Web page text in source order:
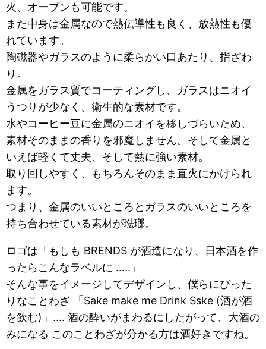
火、オーブンも可能です。
また中身は金属なので熱伝導性も良く、放熱性も優
れています。
陶磁器やガラスのように柔らかい口あたり、指ざわ
り。
金属をガラス質でコーティングし、ガラスはニオイ
うつりが少なく、衛生的な素材です。
水やコーヒー豆に金属のニオイを移しづらいため、
素材そのままの香りを邪魔しません。そして金属と
いえば軽くて丈夫、そして熱に強い素材。
取り回しやすく、もちろんそのまま直火にかけられ
ます。
つまり、金属のいいところとガラスのいいところを
持ち合わせている素材が琺瑯。
ロゴは「もしも BRENDS が酒造になり、日本酒を作
ったらこんなラベルに .....」
そんな事をイメージしてデザインし、僕らにぴった
りなことわざ 「Sake make me Drink Sske (酒が酒
を飲む)」.... 酒の酔いがまわるにしたがって、大酒の
みになる このことわざが分かる方は酒好きですね。